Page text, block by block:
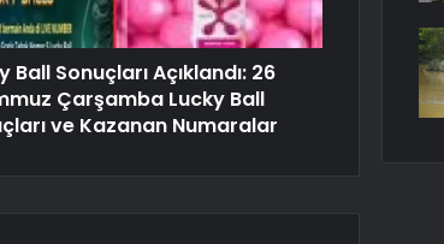
Ball Sonuçları Açıklandı: 26
Çarşamba Lucky Ball
ve Kazanan Numaralar